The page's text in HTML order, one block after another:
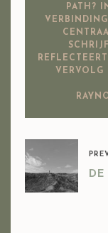
PATH?
VERVOLG